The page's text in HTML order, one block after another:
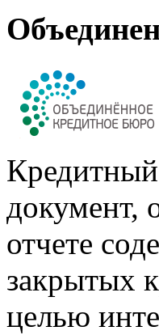
документ,
отчете
закрытых
целью